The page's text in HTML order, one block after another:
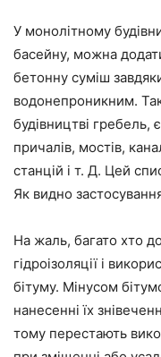
У монолітному
басейну, можна
бетонну суміш
водонепроникним.
будівництві гребель,
причалів, мостів,
станцій і т. Д. Цей
Як видно
На жаль, багато хто
гідроізоляції і
бітуму. Мінусом
нанесенні їх
тому перестають